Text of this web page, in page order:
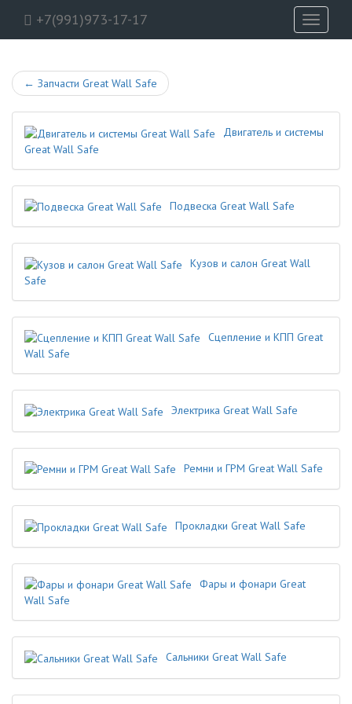
+7(991)973-17-17
Toggle
← Запчасти Great Wall Safe
Двигатель и системы
Great Wall Safe
Подвеска Great Wall Safe
Кузов и салон Great Wall
Safe
Сцепление и КПП Great
Wall Safe
Электрика Great Wall Safe
Ремни и ГРМ Great Wall Safe
Прокладки Great Wall Safe
Фары и фонари Great
Wall Safe
Сальники Great Wall Safe